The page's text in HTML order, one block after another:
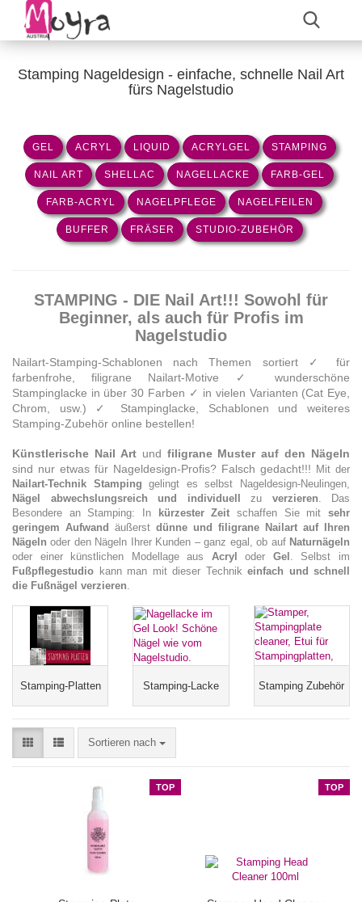
Stamping Nageldesign - einfache, schnelle Nail Art
fürs Nagelstudio
GEL ACRYL LIQUID ACRYLGEL STAMPING
NAIL ART SHELLAC NAGELLACKE FARB-GEL
FARB-ACRYL NAGELPFLEGE NAGELFEILEN
BUFFER FRÄSER STUDIO-ZUBEHÖR
STAMPING - DIE Nail Art!!! Sowohl für
Beginner, als auch für Profis im
Nagelstudio
Nailart-Stamping-Schablonen nach Themen sortiert ✓ für
farbenfrohe, filigrane Nailart-Motive ✓ wunderschöne
Stampinglacke in über 30 Farben ✓ in vielen Varianten (Cat Eye,
Chrom, usw.) ✓ Stampinglacke, Schablonen und weiteres
Stamping-Zubehör online bestellen!
Künstlerische Nail Art und filigrane Muster auf den Nägeln
sind nur etwas für Nageldesign-Profis? Falsch gedacht!!! Mit der
Nailart-Technik Stamping gelingt es selbst Nageldesign-Neulingen,
Nägel abwechslungsreich und individuell
zu verzieren. Das
Besondere an Stamping: In
kürzester Zeitschaffen Sie mitsehr
geringem Aufwand äußerst dünne und filigrane Nailart auf Ihren
Nägeln oder den Nägeln Ihrer Kunden – ganz egal, ob auf Naturnägeln
oder einer künstlichen Modellage aus Acryloder Gel . Selbst im
Fußpflegestudio kann man mit dieser Technik einfach und schnell
die Fußnägel verzieren.
Stamping-Platten Stamping-Lacke Stamping Zubehör
Sortieren nach
TOP TOP